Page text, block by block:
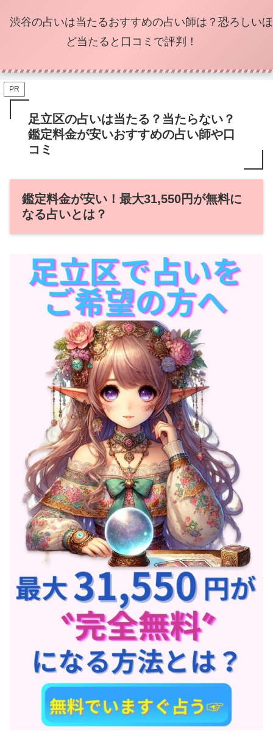
渋谷の占いは当たるおすすめの占い師は？恐ろしいほ
ど当たると口コミで評判！
PR
足立区の占いは当たる？当たらない？
鑑定料金が安いおすすめの占い師や口
コミ
鑑定料金が安い！最大31,550円が無料に
なる占いとは？